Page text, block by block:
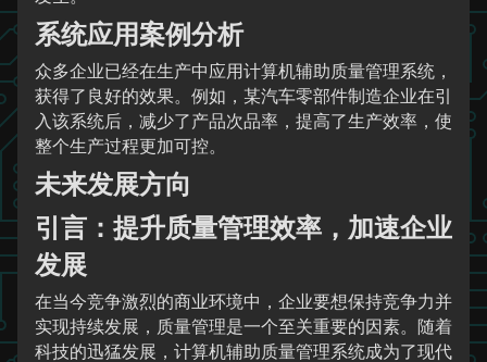
系统应用案例分析
众多企业已经在生产中应用计算机辅助质量管理系统，
获得了良好的效果。例如，某汽车零部件制造企业在引
入该系统后，减少了产品次品率，提高了生产效率，使
整个生产过程更加可控。
未来发展方向
引言：提升质量管理效率，加速企业
发展
在当今竞争激烈的商业环境中，企业要想保持竞争力并
实现持续发展，质量管理是一个至关重要的因素。随着
科技的迅猛发展，计算机辅助质量管理系统成为了现代